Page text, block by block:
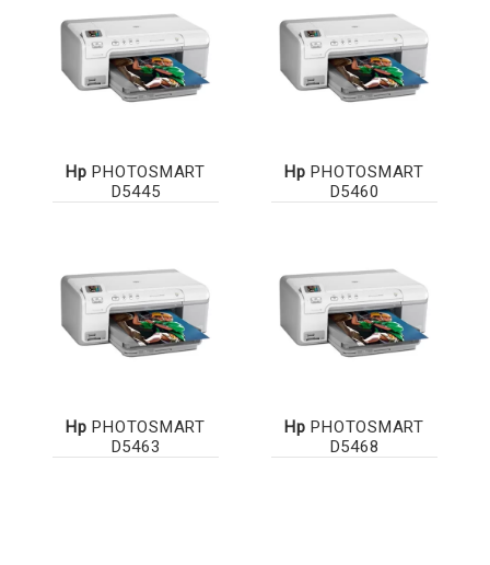
Hp PHOTOSMART
D5445
Hp PHOTOSMART
D5460
Hp PHOTOSMART
D5463
Hp PHOTOSMART
D5468